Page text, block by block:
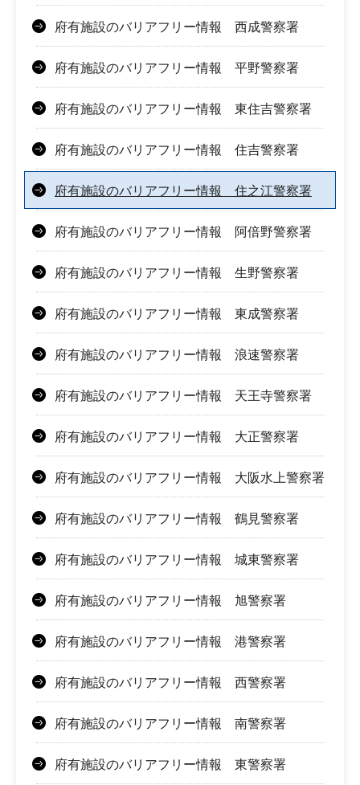
府有施設のバリアフリー情報 西成警察署
府有施設のバリアフリー情報 平野警察署
府有施設のバリアフリー情報 東住吉警察署
府有施設のバリアフリー情報 住吉警察署
府有施設のバリアフリー情報 住之江警察署
府有施設のバリアフリー情報 阿倍野警察署
府有施設のバリアフリー情報 生野警察署
府有施設のバリアフリー情報 東成警察署
府有施設のバリアフリー情報 浪速警察署
府有施設のバリアフリー情報 天王寺警察署
府有施設のバリアフリー情報 大正警察署
府有施設のバリアフリー情報 大阪水上警察署
府有施設のバリアフリー情報 鶴見警察署
府有施設のバリアフリー情報 城東警察署
府有施設のバリアフリー情報 旭警察署
府有施設のバリアフリー情報 港警察署
府有施設のバリアフリー情報 西警察署
府有施設のバリアフリー情報 南警察署
府有施設のバリアフリー情報 東警察署